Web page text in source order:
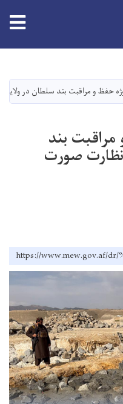
حفظ و مراقبت بند سلطان در
مراقبت بند
صورت
https://www.mew.gov.af/dr/